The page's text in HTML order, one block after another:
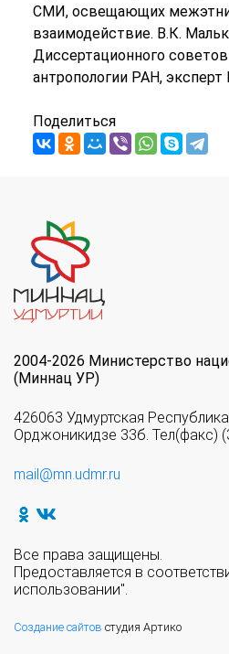
СМИ, освещающих
взаимодействие. В.К.
Диссертационного
антропологии РАН,
Поделиться
2004-2026 Министерство
(Миннац УР)
426063 Удмуртская
Орджоникидзе 33б. Тел(факс)
mail@mn.udmr.ru
Все права защищены.
Предоставляется в
использовании".
Создание сайтов студия Артико